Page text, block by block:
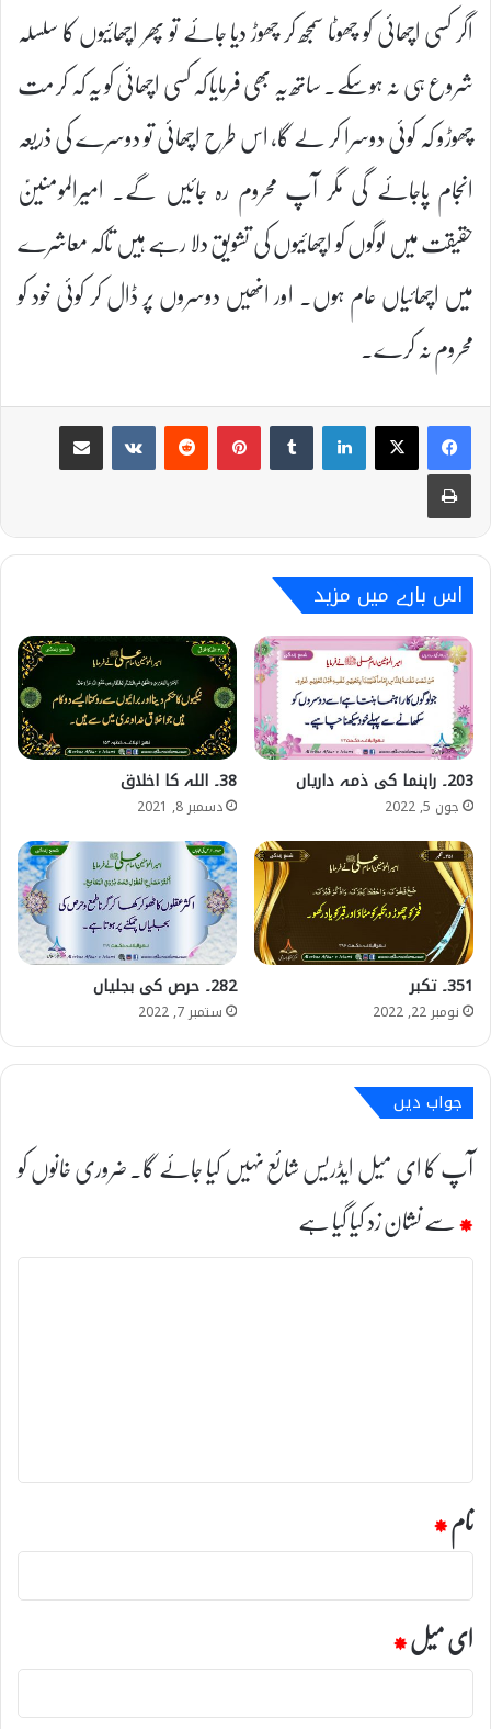
اگر کسی اچھائی کو چھوٹا سمجھ کر چھوڑ دیا جائے تو پھر اچھائیوں کا سلسلہ
شروع ہی نہ ہوسکے۔ ساتھ یہ بھی فرمایا کہ کسی اچھائی کو یہ کہ کر مت
چھوڑو کہ کوئی دوسرا کر لے گا، اس طرح اچھائی تو دوسرے کی ذریعہ
انجام پاجائے گی مگر آپ محروم رہ جائیں گے۔ امیرالمومنینؑ
حقیقت میں لوگوں کو اچھائیوں کی تشویق دلا رہے ہیں تاکہ معاشرے
میں اچھائیاں عام ہوں۔ اور انھیں دوسروں پر ڈال کر کوئی خود کو
محروم نہ کرے۔
اس بارے میں مزید
203۔ راہنما کی ذمہ داریاں
جون 5, 2022
38۔ اللہ کا اخلاق
دسمبر 8, 2021
351۔ تکبر
نومبر 22, 2022
282۔ حرص کی بجلیاں
ستمبر 7, 2022
جواب دیں
آپ کا ای میل ایڈریس شائع نہیں کیا جائے گا۔ضروری خانوں کو
*سے نشان زد کیا گیا ہے
ت
نام*
ای میل*